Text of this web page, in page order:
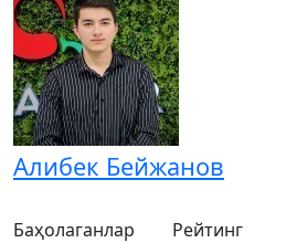
Алибек Бейжанов
Баҳолаганлар
Рейтинг